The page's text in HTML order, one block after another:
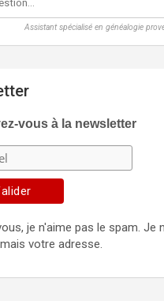
Assistant spécialisé en généalogie
vous à la newsletter
je n'aime pas le spam. Je
votre adresse.